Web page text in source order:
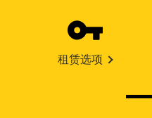
租赁选项